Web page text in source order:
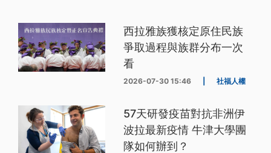
西拉雅族獲核定原住民族
爭取過程與族群分布一次
看
2026-07-30 15:46 社福人權
57天研發疫苗對抗非洲伊
波拉最新疫情 牛津大學團
隊如何辦到？